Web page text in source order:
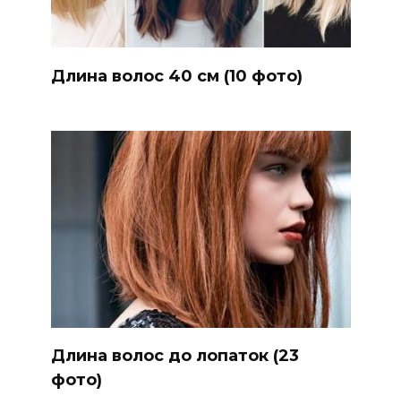
Длина волос 40 см (10 фото)
Длина волос до лопаток (23
фото)